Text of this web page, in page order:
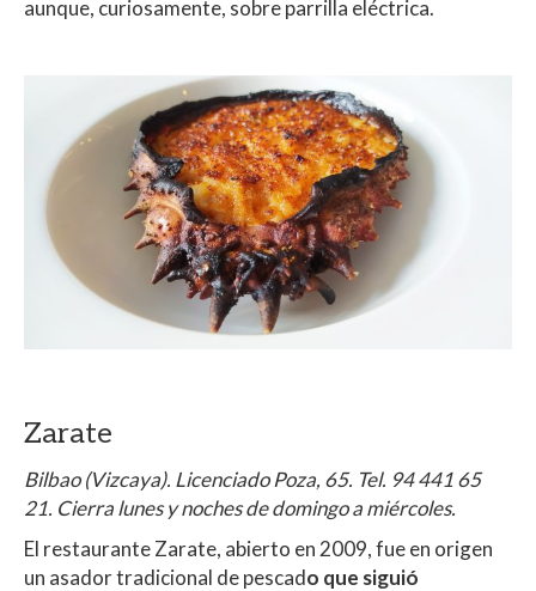
aunque, curiosamente, sobre parrilla eléctrica.
Zarate
Bilbao (Vizcaya). Licenciado Poza, 65. Tel. 94 441 65
21. Cierra lunes y noches de domingo a miércoles.
El restaurante Zarate, abierto en 2009, fue en origen
un asador tradicional de pescado que siguió